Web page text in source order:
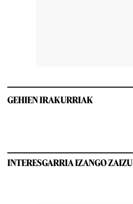
GEHIEN IRAKURRIAK
INTERESGARRIA IZANGO ZAIZU